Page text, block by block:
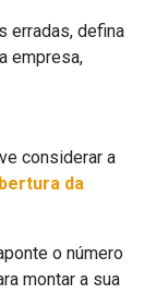
erradas, defina
empresa,
considerar a
da
o número
montar a sua